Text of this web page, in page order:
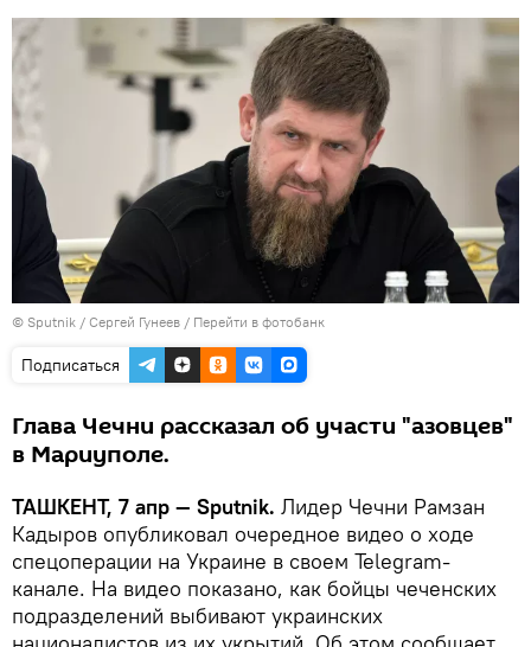
© Sputnik / Сергей Гунеев / Перейти в фотобанк
Подписаться
Глава Чечни рассказал об участи "азовцев"
в Мариуполе.
ТАШКЕНТ, 7 апр — Sputnik. Лидер Чечни Рамзан
Кадыров опубликовал очередное видео о ходе
спецоперации на Украине в своем Telegram-
канале. На видео показано, как бойцы чеченских
подразделений выбивают украинских